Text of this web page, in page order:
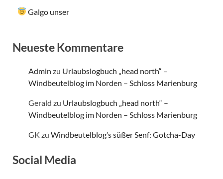
Galgo unser
Neueste Kommentare
Admin zu Urlaubslogbuch „head north“ –
Windbeutelblog im Norden – Schloss Marienburg
Gerald zu Urlaubslogbuch „head north“ –
Windbeutelblog im Norden – Schloss Marienburg
GK zu Windbeutelblog’s süßer Senf: Gotcha-Day
Social Media